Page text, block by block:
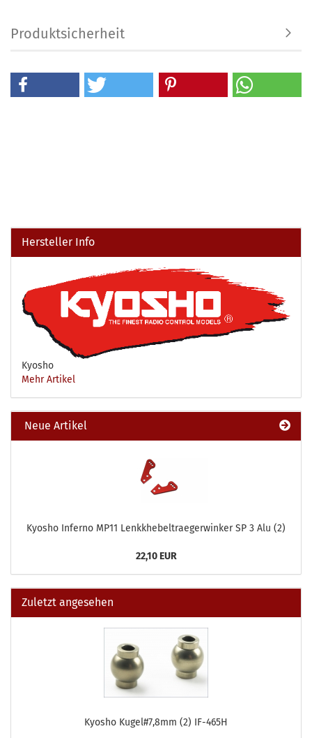
Produktsicherheit
Hersteller Info
Kyosho
Mehr Artikel
Neue Artikel
Kyosho Inferno MP11 Lenkkhebeltraegerwinker SP 3 Alu (2)
22,10 EUR
Zuletzt angesehen
Kyosho Kugel#7,8mm (2) IF-465H